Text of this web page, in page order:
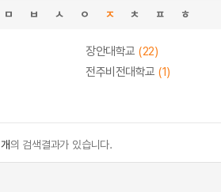
ㅁ ㅂ ㅅ ㅇ ㅈ ㅊ ㅍ ㅎ
장안대학교 (22)
전주비전대학교 (1)
개의 검색결과가 있습니다.